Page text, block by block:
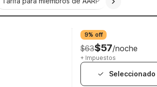
9% off
$63$57/noche
+ Impuestos
Seleccionado